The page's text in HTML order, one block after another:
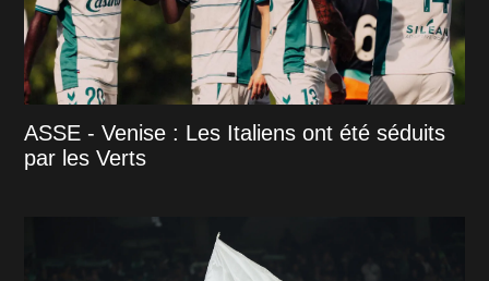
ASSE - Venise : Les Italiens ont été séduits
par les Verts